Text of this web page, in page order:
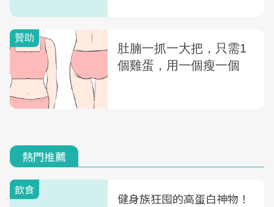
熱門推薦
飲食
健身族狂囤的高蛋白神物！